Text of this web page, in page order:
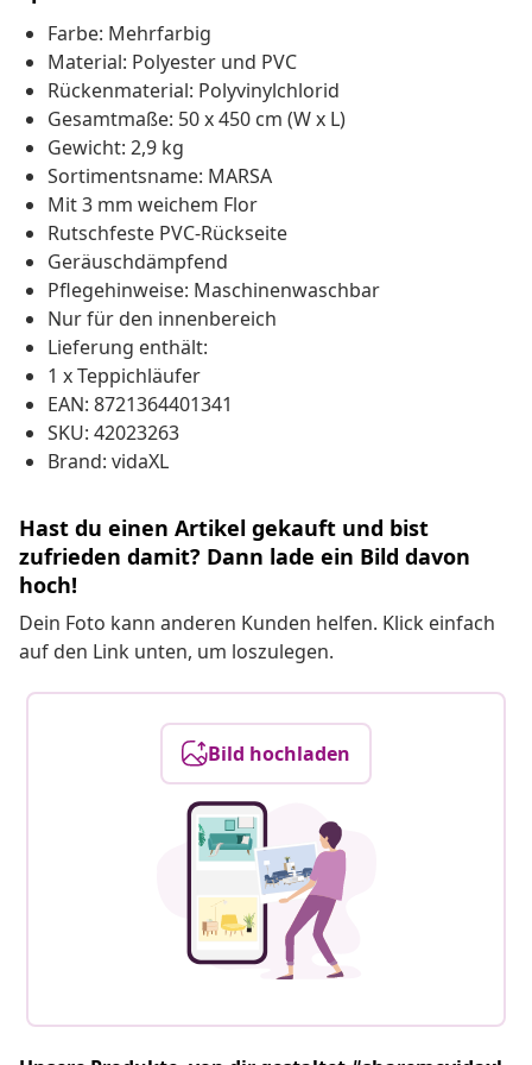
Farbe: Mehrfarbig
Material: Polyester und PVC
Rückenmaterial: Polyvinylchlorid
Gesamtmaße: 50 x 450 cm (W x L)
Gewicht: 2,9 kg
Sortimentsname: MARSA
Mit 3 mm weichem Flor
Rutschfeste PVC-Rückseite
Geräuschdämpfend
Pflegehinweise: Maschinenwaschbar
Nur für den innenbereich
Lieferung enthält:
1 x Teppichläufer
EAN: 8721364401341
SKU: 42023263
Brand: vidaXL
Hast du einen Artikel gekauft und bist
zufrieden damit? Dann lade ein Bild davon
hoch!
Dein Foto kann anderen Kunden helfen. Klick einfach
auf den Link unten, um loszulegen.
Bild hochladen